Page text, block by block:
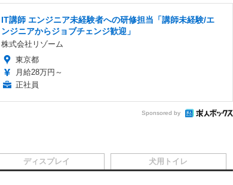
IT講師 エンジニア未経験者への研修担当「講師未経験/エ
ンジニアからジョブチェンジ歓迎」
株式会社リゾーム
東京都
月給28万円～
正社員
Sponsored by
ディスプレイ 犬用トイレ